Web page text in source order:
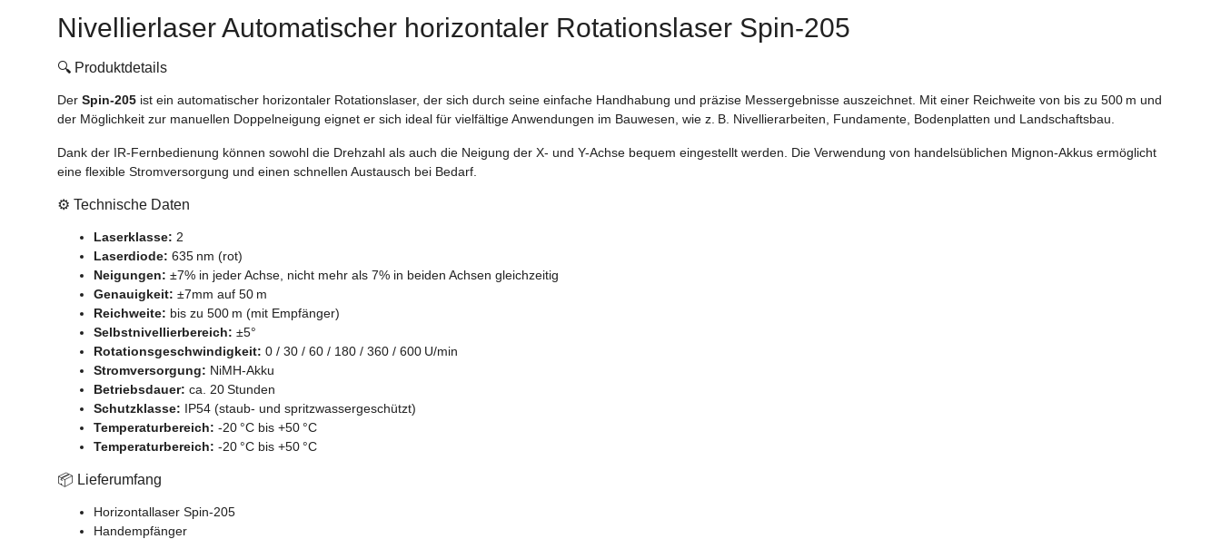
Nivellierlaser Automatischer horizontaler Rotationslaser Spin-205
🔍 Produktdetails
Der Spin-205 ist ein automatischer horizontaler Rotationslaser, der sich durch seine einfache Handhabung und präzise Messergebnisse auszeichnet. Mit einer Reichweite von bis zu 500 m und
der Möglichkeit zur manuellen Doppelneigung eignet er sich ideal für vielfältige Anwendungen im Bauwesen, wie z. B. Nivellierarbeiten, Fundamente, Bodenplatten und Landschaftsbau.
Dank der IR-Fernbedienung können sowohl die Drehzahl als auch die Neigung der X- und Y-Achse bequem eingestellt werden. Die Verwendung von handelsüblichen Mignon-Akkus ermöglicht
eine flexible Stromversorgung und einen schnellen Austausch bei Bedarf.
⚙️ Technische Daten
Laserklasse: 2
Laserdiode: 635 nm (rot)
Neigungen: ±7% in jeder Achse, nicht mehr als 7% in beiden Achsen gleichzeitig
Genauigkeit: ±7mm auf 50 m
Reichweite: bis zu 500 m (mit Empfänger)
Selbstnivellierbereich: ±5°
Rotationsgeschwindigkeit: 0 / 30 / 60 / 180 / 360 / 600 U/min
Stromversorgung: NiMH-Akku
Betriebsdauer: ca. 20 Stunden
Schutzklasse: IP54 (staub- und spritzwassergeschützt)
Temperaturbereich: -20 °C bis +50 °C
Temperaturbereich: -20 °C bis +50 °C
📦 Lieferumfang
Horizontallaser Spin-205
Handempfänger